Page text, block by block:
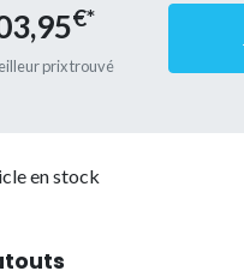
€*
prix trouvé
en stock